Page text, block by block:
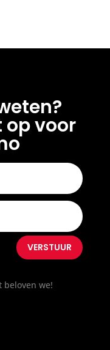
op voor
VERSTUUR
beloven we!